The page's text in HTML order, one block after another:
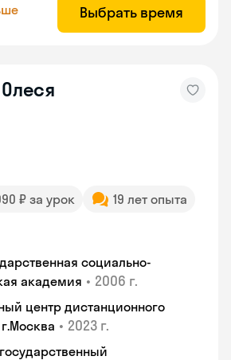
Выбрать время
Олеся
₽ за урок
19 лет опыта
социально-
академия • 2006 г.
центр дистанционного
• 2023 г.